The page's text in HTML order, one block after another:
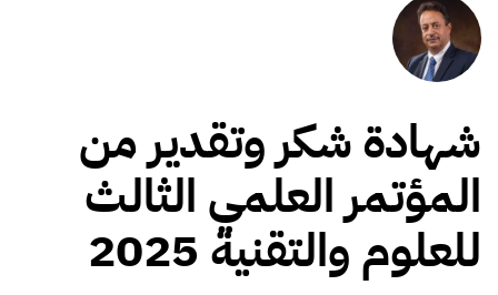
شهادة شكر وتقدير من
المؤتمر العلمي الثالث
للعلوم والتقنية 2025